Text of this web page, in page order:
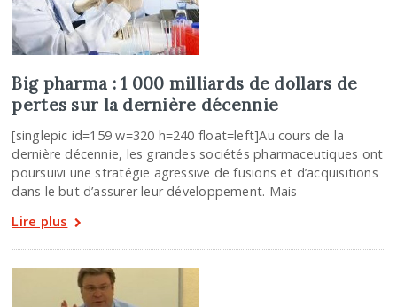
Big pharma : 1 000 milliards de dollars de
pertes sur la dernière décennie
[singlepic id=159 w=320 h=240 float=left]Au cours de la
dernière décennie, les grandes sociétés pharmaceutiques ont
poursuivi une stratégie agressive de fusions et d’acquisitions
dans le but d’assurer leur développement. Mais
Lire plus